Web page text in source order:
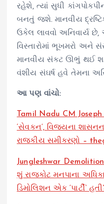
રહેશે, ત્યાં સુધી
બનતું જશે. માનવીય
ઉકેલ લાવવો અનિવાર્ય
વિસ્તારોમાં ભૂખમરો અને
માનવીય સંકટ ઊભું થઈ
વંશીય સંઘર્ષ હવે તેમના
આ પણ વાંચો:
Tamil Nadu CM
‘સેવકન’, વિજયના
રાજકીય સમીકરણો –
Jungleshwar
શું રાજકોટ મનપાના
ડિમોલિશન એક ‘પાર્ટી’